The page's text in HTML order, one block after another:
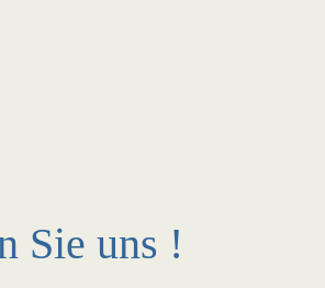
Sie uns !